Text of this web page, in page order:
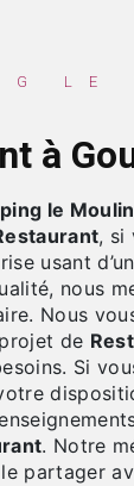
à
le
, si
usant
nous
Nous
de
Si
. Notre
partager